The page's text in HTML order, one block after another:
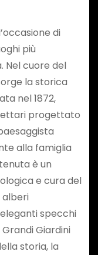
di
più
Nel cuore del
la storica
nel 1872,
progettato
alla famiglia
è un
e cura del
alberi
specchi
Giardini
storia, la